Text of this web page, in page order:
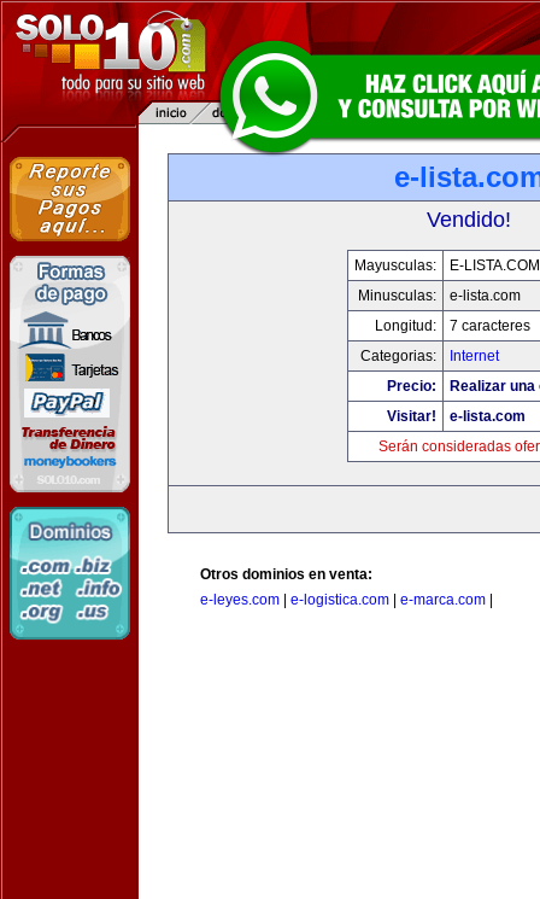
e-
Vendido!
Mayusculas:
E-LISTA.COM
Minusculas:
e-lista.com
Longitud:
7 caracteres
Categorias:
Internet
Precio:
Realizar
Visitar!
e-lista.com
Serán consideradas
Otros dominios en venta:
e-leyes.com
e-logistica.com e-marca.com